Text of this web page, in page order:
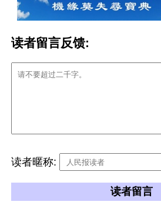
读者留言反馈:
读者暱称:
读者留言